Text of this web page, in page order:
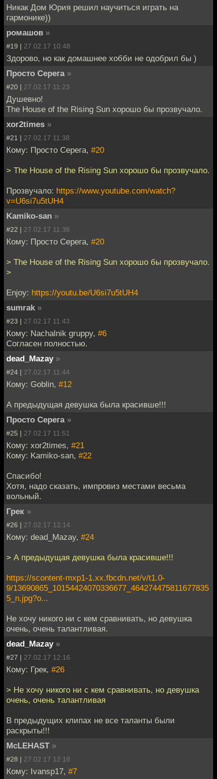
Никак Дом Юрия решил научиться играть на
гармонике))
ромашов »
#19 | 27.02.17 10:48
Здорово, но как домашнее хобби не одобрил бы )
Просто Серега »
#20 | 27.02.17 11:23
Душевно!
The House of the Rising Sun хорошо бы прозвучало.
xor2times »
#21 | 27.02.17 11:38
Кому: Просто Серега, #20
> The House of the Rising Sun хорошо бы прозвучало.
Прозвучало: https://www.youtube.com/watch?
v=U6si7u5tUH4
Kamiko-san »
#22 | 27.02.17 11:38
Кому: Просто Серега, #20
> The House of the Rising Sun хорошо бы прозвучало.
>
Enjoy: https://youtu.be/U6si7u5tUH4
sumrаk »
#23 | 27.02.17 11:43
Кому: Nachalnik gruppy, #6
Согласен полностью.
dead_Mazay »
#24 | 27.02.17 11:44
Кому: Goblin, #12
А предыдущая девушка была красивше!!!
Просто Серега »
#25 | 27.02.17 11:51
Кому: xor2times, #21
Кому: Kamiko-san, #22
Спасибо!
Хотя, надо сказать, импровиз местами весьма
вольный.
Грек »
#26 | 27.02.17 12:14
Кому: dead_Mazay, #24
> А предыдущая девушка была красивше!!!
https://scontent-mxp1-1.xx.fbcdn.net/v/t1.0-
9/13690865_10154424070336677_464274475811677835
5_n.jpg?o...
Не хочу никого ни с кем сравнивать, но девушка
очень, очень талантливая.
dead_Mazay »
#27 | 27.02.17 12:16
Кому: Грек, #26
> Не хочу никого ни с кем сравнивать, но девушка
очень, очень талантливая
В предыдущих клипах не все таланты были
раскрыты!!!
McLEHAST »
#28 | 27.02.17 12:18
Кому: Ivansp17, #7